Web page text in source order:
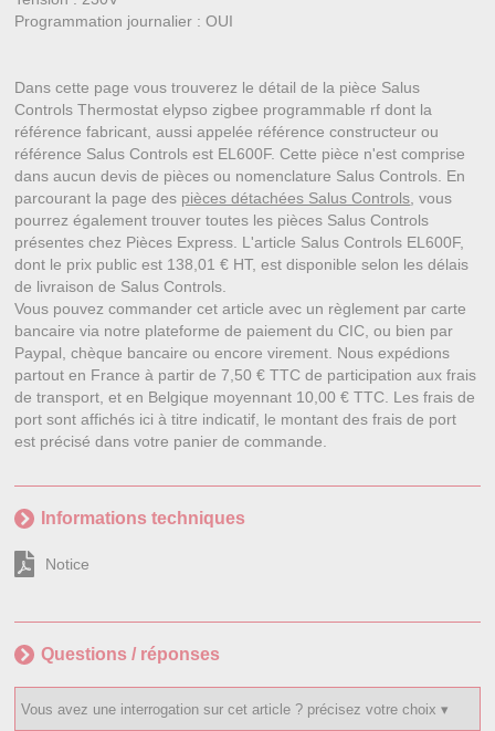
Programmation journalier : OUI
Dans cette page vous trouverez le détail de la pièce Salus
Controls Thermostat elypso zigbee programmable rf dont la
référence fabricant, aussi appelée référence constructeur ou
référence Salus Controls est EL600F. Cette pièce n'est comprise
dans aucun devis de pièces ou nomenclature Salus Controls. En
parcourant la page des pièces détachées Salus Controls , vous
pourrez également trouver toutes les pièces Salus Controls
présentes chez Pièces Express. L'article Salus Controls EL600F,
dont le prix public est 138,01 € HT, est disponible selon les délais
de livraison de Salus Controls.
Vous pouvez commander cet article avec un règlement par carte
bancaire via notre plateforme de paiement du CIC, ou bien par
Paypal, chèque bancaire ou encore virement. Nous expédions
partout en France à partir de 7,50 € TTC de participation aux frais
de transport, et en Belgique moyennant 10,00 € TTC. Les frais de
port sont affichés ici à titre indicatif, le montant des frais de port
est précisé dans votre panier de commande.
Informations techniques
Notice
Questions / réponses